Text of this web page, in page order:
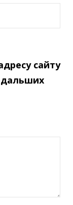
сайту